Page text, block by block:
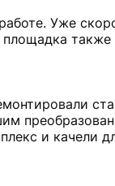
Уже
и качели